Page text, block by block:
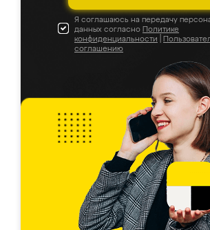
Я соглашаюсь на передачу
данных согласно Политике
конфиденциальности
соглашению